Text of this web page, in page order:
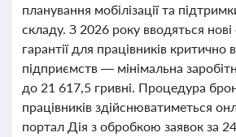
планування мобілізації та
складу. З 2026 року вводяться нові
гарантії для працівників критично
підприємств — мінімальна
до 21 617,5 гривні. Процедура
працівників здійснюватиметься
портал Дія з обробкою заявок за